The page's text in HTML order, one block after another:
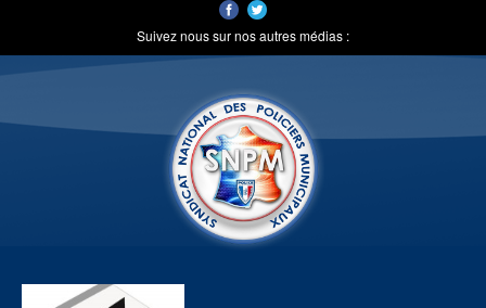
Suivez nous sur nos autres médias :